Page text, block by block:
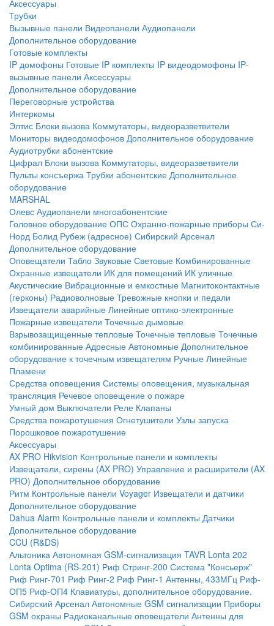
Аксессуары
Трубки
Вызывные панели Видеопанели Аудиопанели
Дополнительное оборудование
Готовые комплекты
IP домофоны Готовые IP комплекты IP видеодомофоны IP-
вызывные панели Аксессуары
Дополнительное оборудование
Переговорные устройства
Интеркомы
Элтис Блоки вызова Коммутаторы, видеоразветвители
Мониторы видеодомофонов Дополнительное оборудование
Аудиотрубки абонентские
Цифрал Блоки вызова Коммутаторы, видеоразветвители
Пульты консъержа Трубки абонентские Дополнительное
оборудование
MARSHAL
Олевс Аудиопанели многоабонентские
Головное оборудование ОПС Охранно-пожарные приборы Си-
Норд Болид Рубеж (адресное) Сибирский Арсенал
Дополнительное оборудование
Оповещатели Табло Звуковые Световые Комбинированные
Охранные извещатели ИК для помещений ИК уличные
Акустические Вибрационные и емкостные Магнитоконтактные
(герконы) Радиоволновые Тревожные кнопки и педали
Извещатели аварийные Линейные оптико-электронные
Пожарные извещатели Точечные дымовые
Взрывозащищенные тепловые Точечные тепловые Точечные
комбинированные Адресные Автономные Дополнительное
оборудование к точечным извещателям Ручные Линейные
Пламени
Средства оповещения Системы оповещения, музыкальная
трансляция Речевое оповещение о пожаре
Умный дом Выключатели Реле Клапаны
Средства пожаротушения Огнетушители Узлы запуска
Порошковое пожаротушение
Аксессуары
AX PRO Hikvision Контрольные панели и комплекты
Извещатели, сирены (AX PRO) Управление и расширители (AX
PRO) Дополнительное оборудование
Ритм Контрольные панели Voyager Извещатели и датчики
Дополнительное оборудование
Dahua Alarm Контрольные панели и комплекты Датчики
Дополнительное оборудование
CCU (R&DS)
Альтоника Автономная GSM-сигнализация TAVR Lonta 202
Lonta Optima (RS-201) Риф Стринг-200 Система "Консьерж"
Риф Ринг-701 Риф Ринг-2 Риф Ринг-1 Антенны, 433МГц Риф-
ОП5 Риф-ОП4 Клавиатуры, дополнительное оборудование.
Сибирский Арсенал Автономные GSM сигнализации Приборы
GSM охраны Радиоканальные оповещатели Антенны для